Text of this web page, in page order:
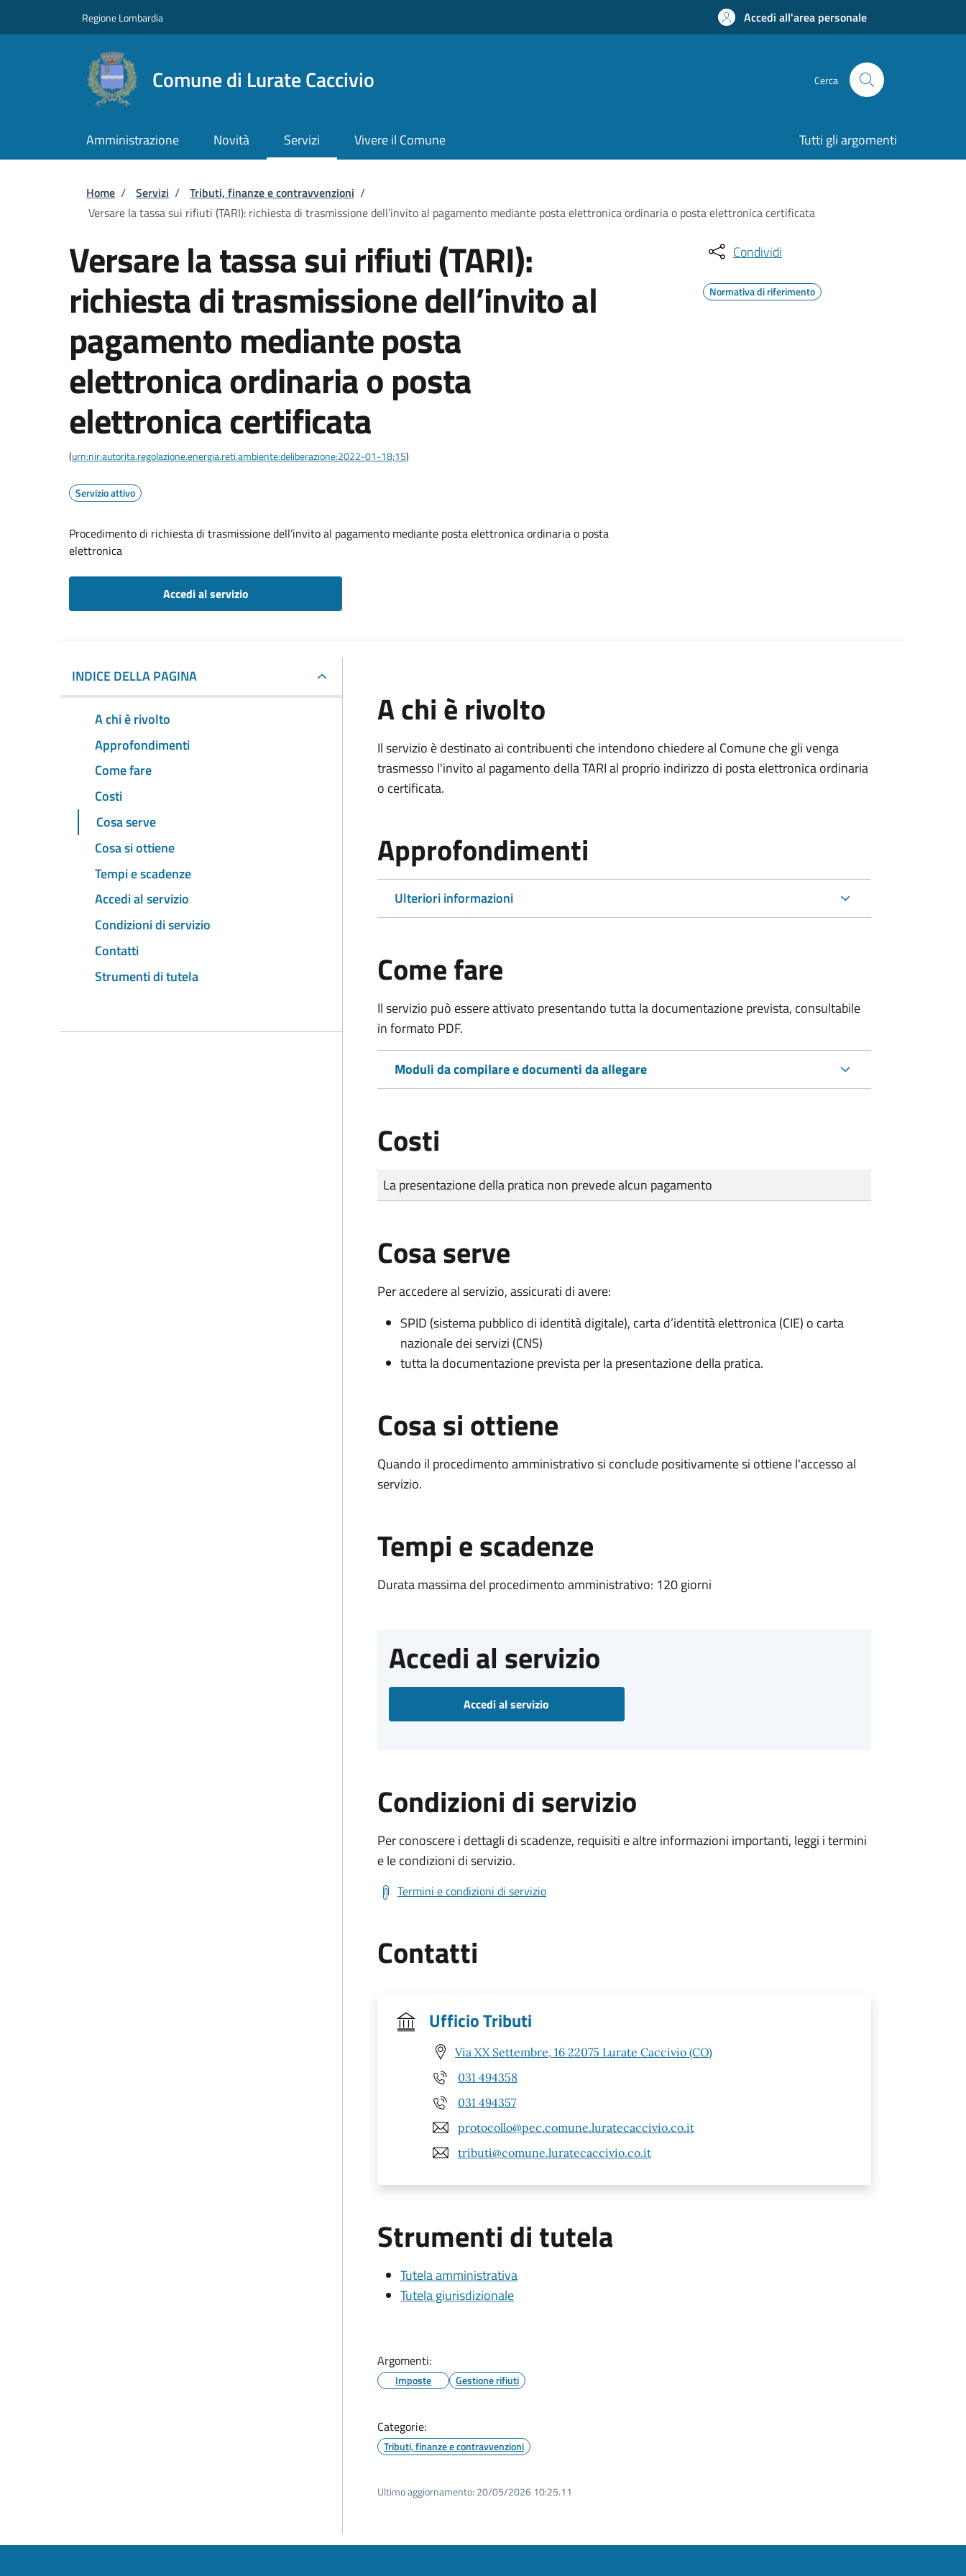
Regione Lombardia Accedi all'area personale
Comune di Lurate Caccivio Cerca
Amministrazione Novità Servizi Vivere il Comune Tutti gli argomenti
Briciole di pane
Home / Servizi / Tributi, finanze e contravvenzioni /
Versare la tassa sui rifiuti (TARI): richiesta di trasmissione dell’invito al pagamento mediante posta elettronica ordinaria o posta elettronica certificata
Versare la tassa sui rifiuti (TARI):
richiesta di trasmissione dell’invito al
pagamento mediante posta
elettronica ordinaria o posta
elettronica certificata
(urn:nir:autorita.regolazione.energia.reti.ambiente:deliberazione:2022-01-18;15)
Servizio attivo
Procedimento di richiesta di trasmissione dell’invito al pagamento mediante posta elettronica ordinaria o posta
elettronica
Accedi al servizio
Condividi
Normativa di riferimento
INDICE DELLA PAGINA
A chi è rivolto
Approfondimenti
Come fare
Costi
Cosa serve
Cosa si ottiene
Tempi e scadenze
Accedi al servizio
Condizioni di servizio
Contatti
Strumenti di tutela
A chi è rivolto
Il servizio è destinato ai contribuenti che intendono chiedere al Comune che gli venga
trasmesso l'invito al pagamento della TARI al proprio indirizzo di posta elettronica ordinaria
o certificata.
Approfondimenti
Ulteriori informazioni
Come fare
Il servizio può essere attivato presentando tutta la documentazione prevista, consultabile
in formato PDF.
Moduli da compilare e documenti da allegare
Costi
Tipo di pagamento
Importo
La presentazione della pratica non prevede alcun pagamento
Cosa serve
Per accedere al servizio, assicurati di avere:
SPID (sistema pubblico di identità digitale), carta d’identità elettronica (CIE) o carta
nazionale dei servizi (CNS)
tutta la documentazione prevista per la presentazione della pratica.
Cosa si ottiene
Quando il procedimento amministrativo si conclude positivamente si ottiene l'accesso al
servizio.
Tempi e scadenze
Durata massima del procedimento amministrativo: 120 giorni
Accedi al servizio
Accedi al servizio
Condizioni di servizio
Per conoscere i dettagli di scadenze, requisiti e altre informazioni importanti, leggi i termini
e le condizioni di servizio.
Termini e condizioni di servizio
Contatti
Ufficio Tributi
Via XX Settembre, 16 22075 Lurate Caccivio (CO)
031 494358
031 494357
protocollo@pec.comune.luratecaccivio.co.it
tributi@comune.luratecaccivio.co.it
Strumenti di tutela
Tutela amministrativa
Tutela giurisdizionale
Argomenti:
Imposte Gestione rifiuti
Categorie:
Tributi, finanze e contravvenzioni
Ultimo aggiornamento: 20/05/2026 10:25.11